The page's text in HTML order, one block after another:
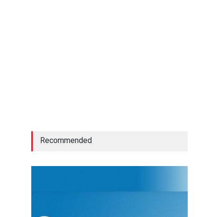
Recommended